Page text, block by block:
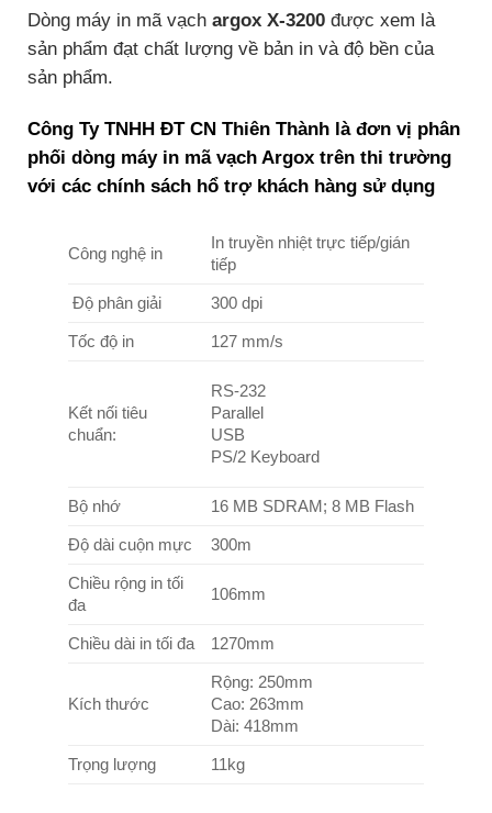
Dòng máy in mã vạch argox X-3200 được xem là
sản phẩm đạt chất lượng về bản in và độ bền của
sản phẩm.
Công Ty TNHH ĐT CN Thiên Thành là đơn vị phân
phối dòng máy in mã vạch Argox trên thi trường
với các chính sách hổ trợ khách hàng sử dụng
Công nghệ in
In truyền nhiệt trực tiếp/gián
tiếp
Độ phân giải 300 dpi
Tốc độ in 127 mm/s
Kết nối tiêu
chuẩn:
RS-232
Parallel
USB
PS/2 Keyboard
Bộ nhớ 16 MB SDRAM; 8 MB Flash
Độ dài cuộn mực 300m
Chiều rộng in tối
đa
106mm
Chiều dài in tối đa 1270mm
Kích thước
Rộng: 250mm
Cao: 263mm
Dài: 418mm
Trọng lượng 11kg